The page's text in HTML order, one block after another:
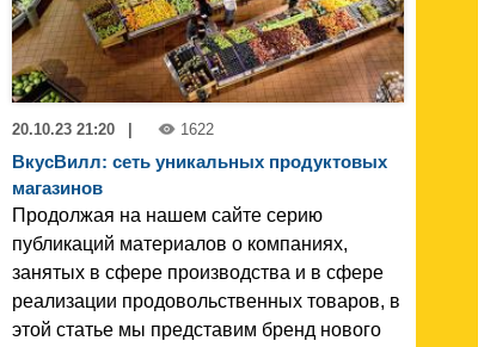
20.10.23 21:20 1622
ВкусВилл: сеть уникальных продуктовых
магазинов
Продолжая на нашем сайте серию
публикаций материалов о компаниях,
занятых в сфере производства и в сфере
реализации продовольственных товаров, в
этой статье мы представим бренд нового